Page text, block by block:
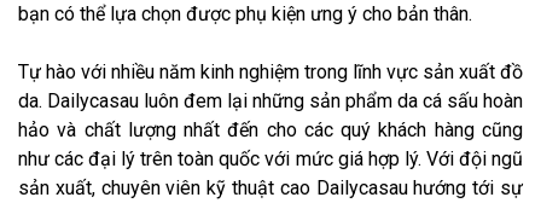
bạn có thể lựa chọn được phụ kiện ưng ý cho bản thân.
Tự hào với nhiều năm kinh nghiệm trong lĩnh vực sản xuất đồ
da. Dailycasau luôn đem lại những sản phẩm da cá sấu hoàn
hảo và chất lượng nhất đến cho các quý khách hàng cũng
như các đại lý trên toàn quốc với mức giá hợp lý. Với đội ngũ
sản xuất, chuyên viên kỹ thuật cao Dailycasau hướng tới sự